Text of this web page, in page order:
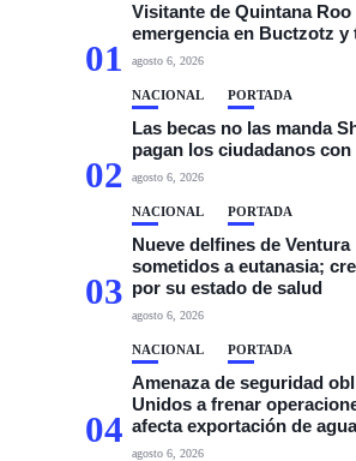
01
Visitante de Quintana
emergencia en Buctzotz y
agosto 6, 2026
02
NACIONAL PORTADA
Las becas no las manda
pagan los ciudadanos
agosto 6, 2026
03
NACIONAL PORTADA
Nueve delfines de
sometidos a eutanasia;
por su estado de salud
agosto 6, 2026
04
NACIONAL PORTADA
Amenaza de seguridad
Unidos a frenar
afecta exportación de
agosto 6, 2026